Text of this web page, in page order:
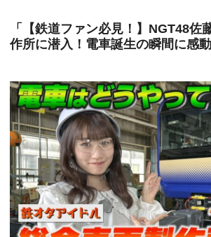
「【鉄道ファン必見！】NGT48佐
作所に潜入！電車誕生の瞬間に感